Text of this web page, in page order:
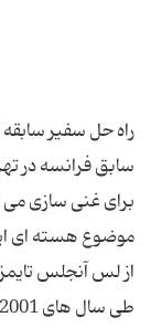
راه حل سفیر
سابق فرانسه در
برای غنی سازی می
موضوع هسته ای
از لس آنجلس